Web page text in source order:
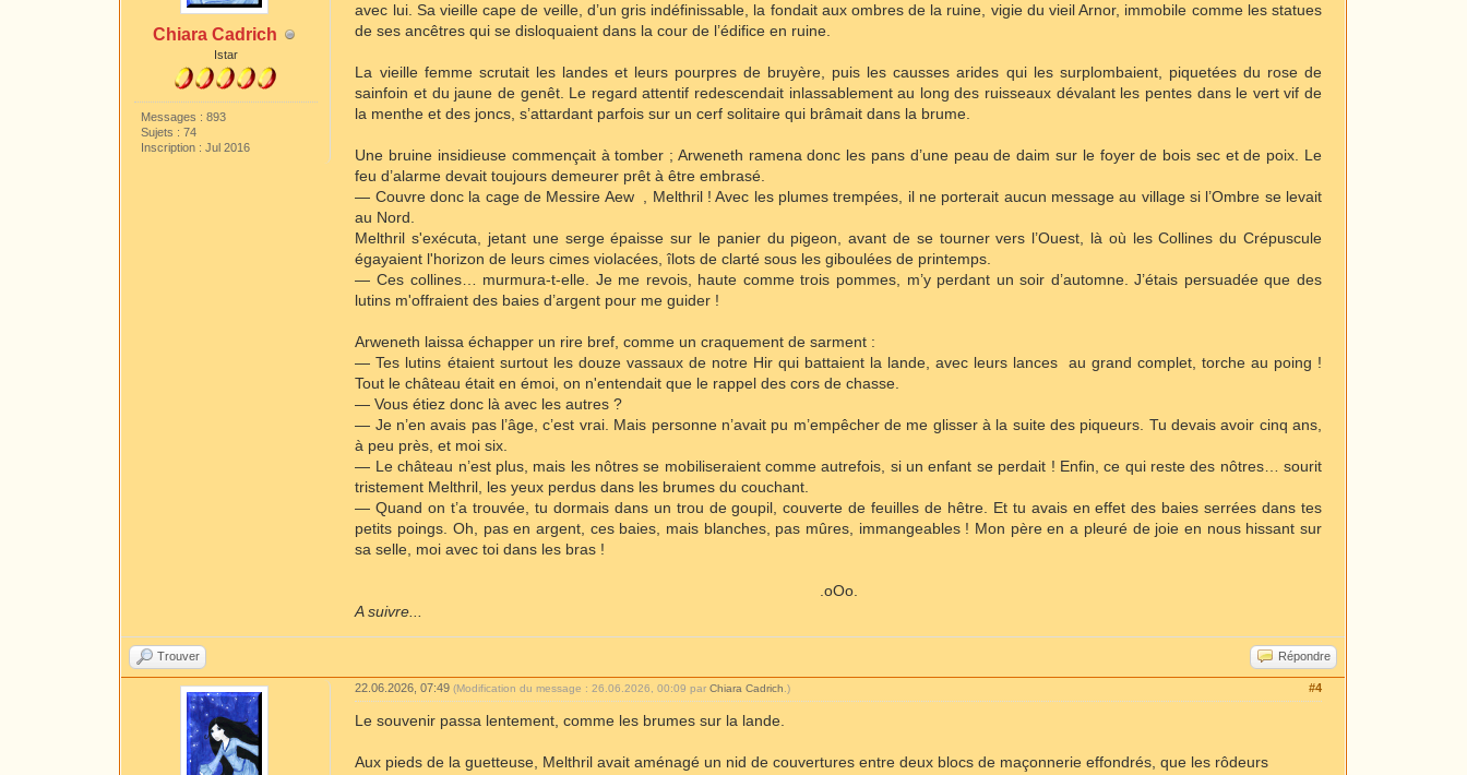
Chiara Cadrich
Istar
Messages : 893
Sujets : 74
Inscription : Jul 2016
avec lui. Sa vieille cape de veille, d’un gris indéfinissable, la fondait aux ombres de la ruine, vigie du vieil Arnor, immobile comme les statues
de ses ancêtres qui se disloquaient dans la cour de l’édifice en ruine.
La vieille femme scrutait les landes et leurs pourpres de bruyère, puis les causses arides qui les surplombaient, piquetées du rose de
sainfoin et du jaune de genêt. Le regard attentif redescendait inlassablement au long des ruisseaux dévalant les pentes dans le vert vif de
la menthe et des joncs, s’attardant parfois sur un cerf solitaire qui brâmait dans la brume.
Une bruine insidieuse commençait à tomber ; Arweneth ramena donc les pans d’une peau de daim sur le foyer de bois sec et de poix. Le
feu d’alarme devait toujours demeurer prêt à être embrasé.
— Couvre donc la cage de Messire Aew , Melthril ! Avec les plumes trempées, il ne porterait aucun message au village si l’Ombre se levait
au Nord.
Melthril s'exécuta, jetant une serge épaisse sur le panier du pigeon, avant de se tourner vers l’Ouest, là où les Collines du Crépuscule
égayaient l'horizon de leurs cimes violacées, îlots de clarté sous les giboulées de printemps.
— Ces collines… murmura-t-elle. Je me revois, haute comme trois pommes, m’y perdant un soir d’automne. J’étais persuadée que des
lutins m'offraient des baies d’argent pour me guider !
Arweneth laissa échapper un rire bref, comme un craquement de sarment :
— Tes lutins étaient surtout les douze vassaux de notre Hir qui battaient la lande, avec leurs lances au grand complet, torche au poing !
Tout le château était en émoi, on n'entendait que le rappel des cors de chasse.
— Vous étiez donc là avec les autres ?
— Je n’en avais pas l’âge, c’est vrai. Mais personne n’avait pu m’empêcher de me glisser à la suite des piqueurs. Tu devais avoir cinq ans,
à peu près, et moi six.
— Le château n’est plus, mais les nôtres se mobiliseraient comme autrefois, si un enfant se perdait ! Enfin, ce qui reste des nôtres… sourit
tristement Melthril, les yeux perdus dans les brumes du couchant.
— Quand on t’a trouvée, tu dormais dans un trou de goupil, couverte de feuilles de hêtre. Et tu avais en effet des baies serrées dans tes
petits poings. Oh, pas en argent, ces baies, mais blanches, pas mûres, immangeables ! Mon père en a pleuré de joie en nous hissant sur
sa selle, moi avec toi dans les bras !
.oOo.
A suivre...
Trouver Répondre
#4
22.06.2026, 07:49(Modification du message : 26.06.2026, 00:09 parChiara Cadrich .)
Le souvenir passa lentement, comme les brumes sur la lande.
Aux pieds de la guetteuse, Melthril avait aménagé un nid de couvertures entre deux blocs de maçonnerie effondrés, que les rôdeurs